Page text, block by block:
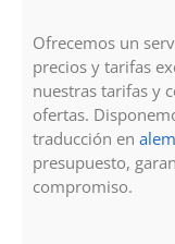
Ofrecemos un
precios y tarifas
nuestras tarifas y
ofertas.
traducción en
presupuesto,
compromiso.